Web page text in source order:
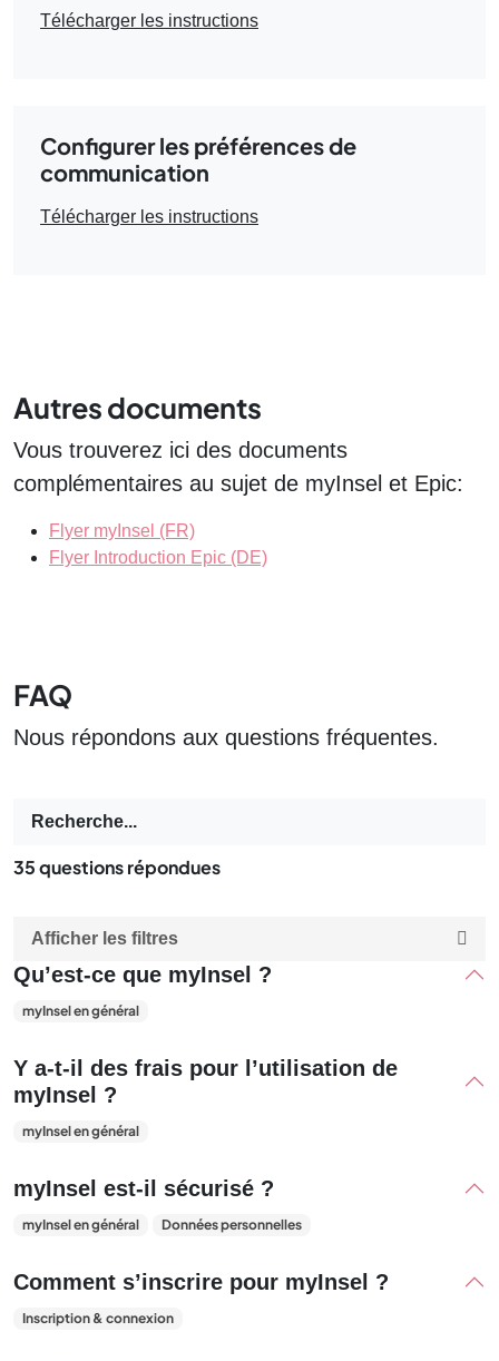
Télécharger les instructions
Configurer les préférences de
communication
Télécharger les instructions
Autres documents
Vous trouverez ici des documents
complémentaires au sujet de myInsel et Epic:
Flyer myInsel (FR)
Flyer Introduction Epic (DE)
FAQ
Nous répondons aux questions fréquentes.
35questions répondues
Afficher les filtres
Qu’est-ce que myInsel ?
myInsel en général
Y a-t-il des frais pour l’utilisation de
myInsel ?
myInsel en général
myInsel est-il sécurisé ?
myInsel en général Données personnelles
Comment s’inscrire pour myInsel ?
Inscription & connexion